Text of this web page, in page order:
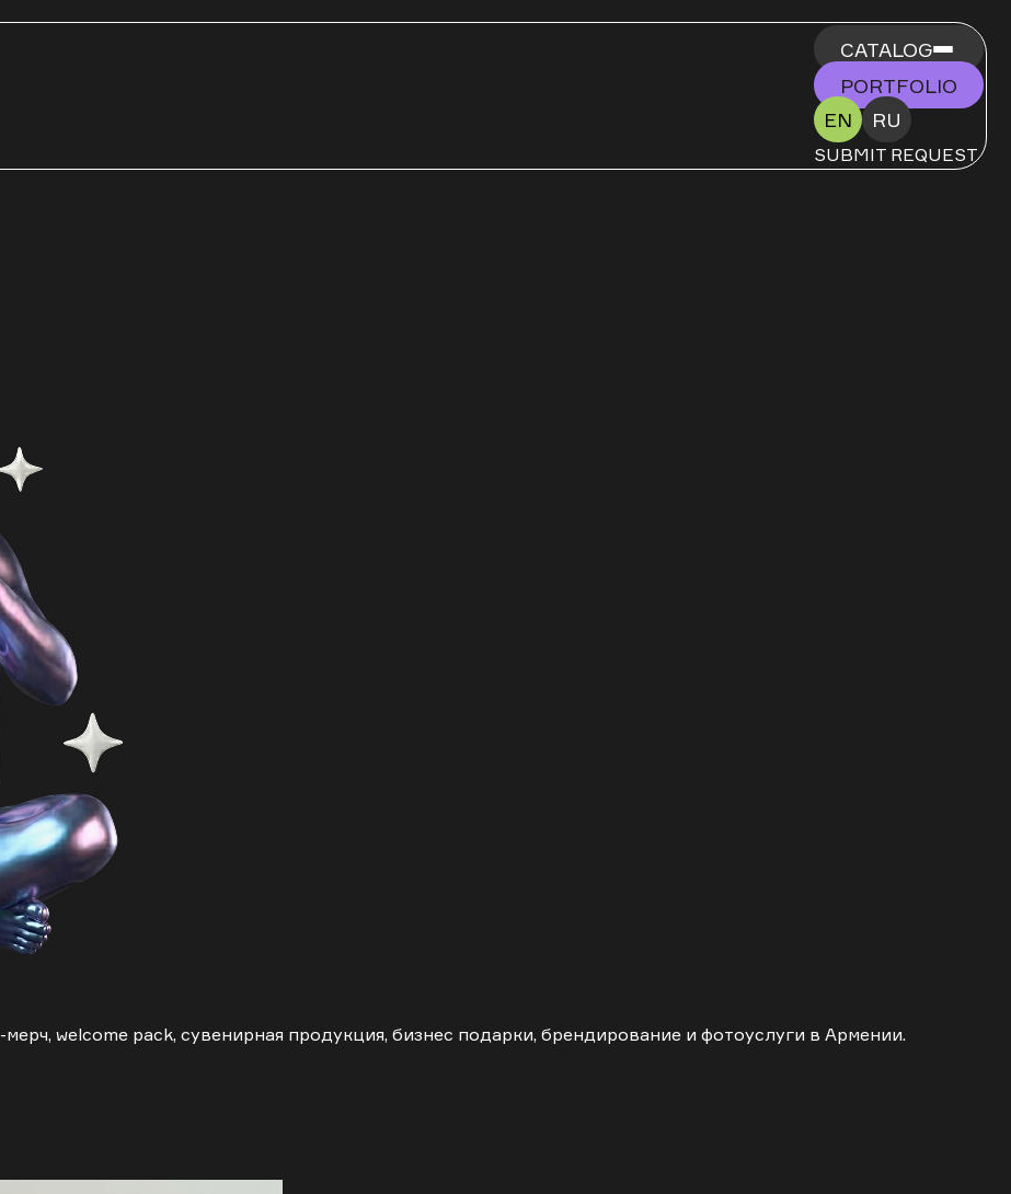
CATALOG
PORTFOLIO
EN
RU
SUBMIT REQUEST
welcome pack, сувенирная продукция, бизнес подарки, брендирование и фотоуслуги в Армении.